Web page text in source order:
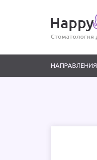
НАПРАВЛЕНИЯ